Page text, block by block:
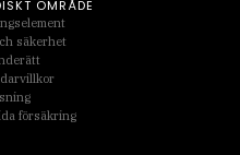
OMRÅDE
säkerhet
försäkring